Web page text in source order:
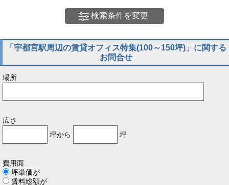
検索条件を変更
「宇都宮駅周辺の賃貸オフィス特集(100～150坪)」に関する
お問合せ
場所
広さ
坪から
坪
費用面
坪単価が
賃料総額が